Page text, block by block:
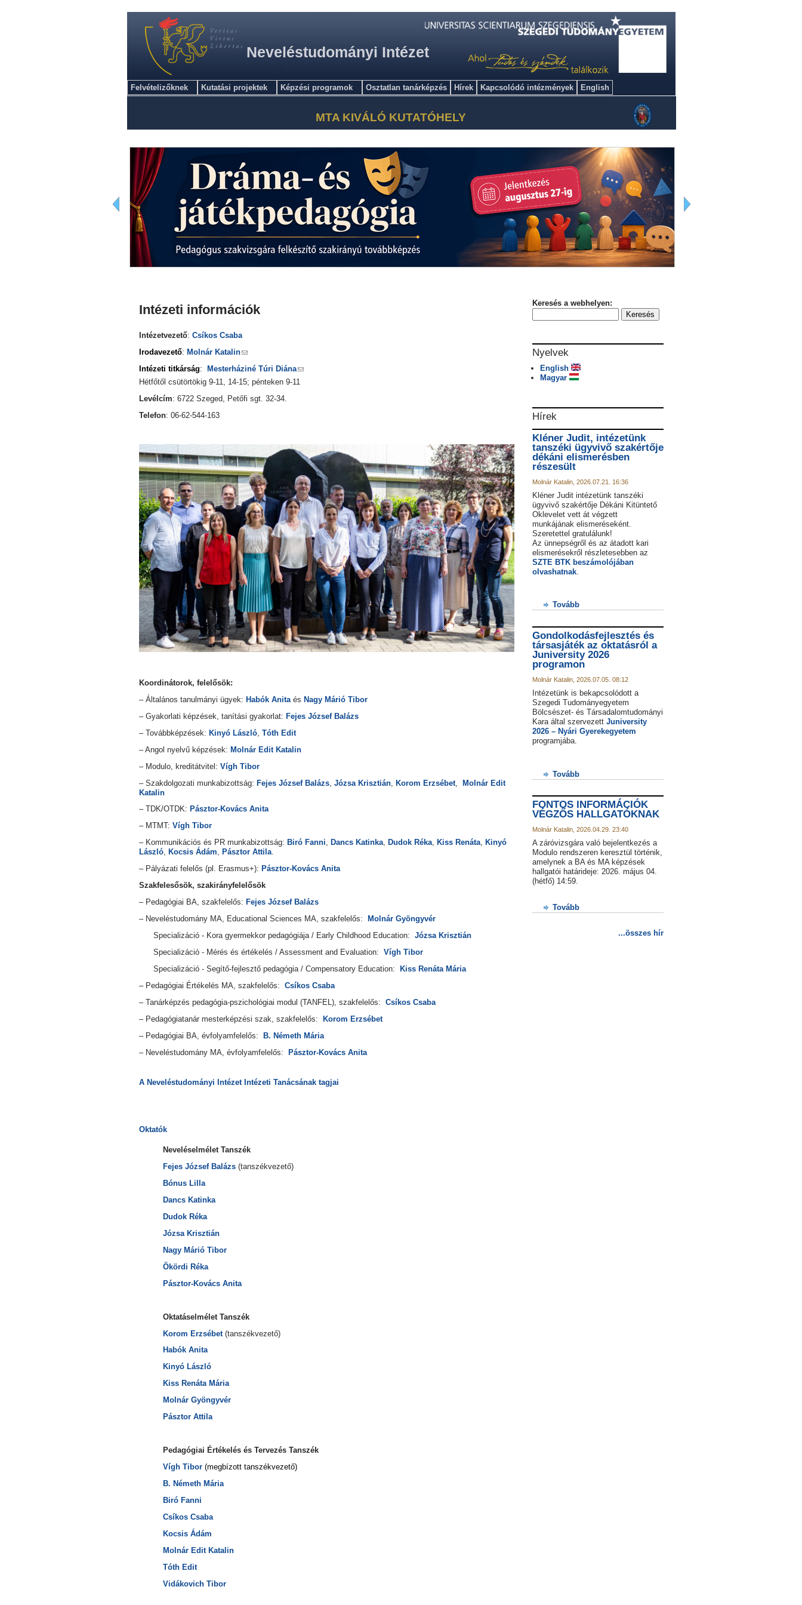
Neveléstudományi Intézet
Felvételizőknek Kutatási projektek Képzési programok Osztatlan tanárképzés Hírek Kapcsolódó intézmények English
MTA KIVÁLÓ KUTATÓHELY
Intézeti információk
Intézetvezető: Csíkos Csaba
Irodavezető: Molnár Katalin
Intézeti titkárság: Mesterháziné Túri Diána
Hétfőtől csütörtökig 9-11, 14-15; pénteken 9-11
Levélcím: 6722 Szeged, Petőfi sgt. 32-34.
Telefon: 06-62-544-163
Koordinátorok, felelősök:
– Általános tanulmányi ügyek: Habók Anitaés Nagy Márió Tibor
– Gyakorlati képzések, tanítási gyakorlat: Fejes József Balázs
– Továbbképzések: Kinyó László, Tóth Edit
– Angol nyelvű képzések: Molnár Edit Katalin
– Modulo, kreditátvitel: Vígh Tibor
– Szakdolgozati munkabizottság: Fejes József Balázs, Józsa Krisztián, Korom Erzsébet, Molnár Edit
Katalin
– TDK/OTDK: Pásztor-Kovács Anita
– MTMT: Vígh Tibor
– Kommunikációs és PR munkabizottság: Biró Fanni, Dancs Katinka, Dudok Réka, Kiss Renáta, Kinyó
László, Kocsis Ádám, Pásztor Attila.
– Pályázati felelős (pl. Erasmus+): Pásztor-Kovács Anita
Szakfelesősök, szakirányfelelősök
– Pedagógiai BA, szakfelelős: Fejes József Balázs
– Neveléstudomány MA, Educational Sciences MA, szakfelelős:
Molnár Gyöngyvér
Specializáció - Kora gyermekkor pedagógiája / Early Childhood Education: Józsa Krisztián
Specializáció - Mérés és értékelés / Assessment and Evaluation: Vígh Tibor
Specializáció - Segítő-fejlesztő pedagógia / Compensatory Education:
Kiss Renáta Mária
– Pedagógiai Értékelés MA, szakfelelős: Csíkos Csaba
– Tanárképzés pedagógia-pszichológiai modul (TANFEL), szakfelelős: Csíkos Csaba
– Pedagógiatanár mesterképzési szak, szakfelelős: Korom Erzsébet
– Pedagógiai BA, évfolyamfelelős: B. Németh Mária
– Neveléstudomány MA, évfolyamfelelős: Pásztor-Kovács Anita
A Neveléstudományi Intézet Intézeti Tanácsának tagjai
Oktatók
Neveléselmélet Tanszék
Fejes József Balázs(tanszékvezető)
Bónus Lilla
Dancs Katinka
Dudok Réka
Józsa Krisztián
Nagy Márió Tibor
Ökördi Réka
Pásztor-Kovács Anita
Oktatáselmélet Tanszék
Korom Erzsébet(tanszékvezető)
Habók Anita
Kinyó László
Kiss Renáta Mária
Molnár Gyöngyvér
Pásztor Attila
Pedagógiai Értékelés és Tervezés Tanszék
Vígh Tibor(megbízott tanszékvezető)
B. Németh Mária
Biró Fanni
Csíkos Csaba
Kocsis Ádám
Molnár Edit Katalin
Tóth Edit
Vidákovich Tibor
Keresés a webhelyen:
Nyelvek
English
Magyar
Hírek
Kléner Judit, intézetünk
tanszéki ügyvivő szakértője
dékáni elismerésben
részesült
Molnár Katalin, 2026.07.21. 16:36
Kléner Judit intézetünk tanszéki
ügyvivő szakértője Dékáni Kitüntető
Oklevelet vett át végzett
munkájának elismeréseként.
Szeretettel gratulálunk!
Az ünnepségről és az átadott kari
elismerésekről részletesebben az
SZTE BTK beszámolójában
olvashatnak.
Tovább
Gondolkodásfejlesztés és
társasjáték az oktatásról a
Juniversity 2026
programon
Molnár Katalin, 2026.07.05. 08:12
Intézetünk is bekapcsolódott a
Szegedi Tudományegyetem
Bölcsészet- és Társadalomtudományi
Kara által szervezett Juniversity
2026 – Nyári Gyerekegyetem
programjába.
Tovább
FONTOS INFORMÁCIÓK
VÉGZŐS HALLGATÓKNAK
Molnár Katalin, 2026.04.29. 23:40
A záróvizsgára való bejelentkezés a
Modulo rendszeren keresztül történik,
amelynek a BA és MA képzések
hallgatói határideje: 2026. május 04.
(hétfő) 14:59.
Tovább
...összes hír